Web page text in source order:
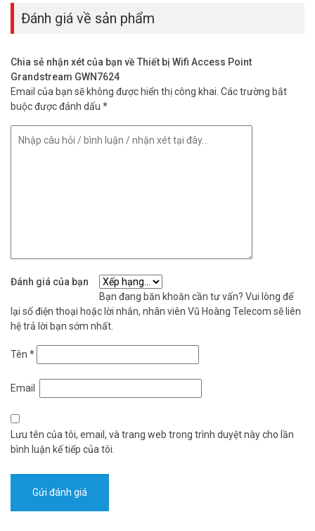
Đánh giá về sản phẩm
Chia sẻ nhận xét của bạn về Thiết bị Wifi Access Point
Grandstream GWN7624
Email của bạn sẽ không được hiển thị công khai. Các trường bắt
buộc được đánh dấu *
Đánh giá của bạn
Bạn đang băn khoăn cần tư vấn? Vui lòng để
lại số điện thoại hoặc lời nhắn, nhân viên Vũ Hoàng Telecom sẽ liên
hệ trả lời bạn sớm nhất.
Tên *
Email
Lưu tên của tôi, email, và trang web trong trình duyệt này cho lần
bình luận kế tiếp của tôi.